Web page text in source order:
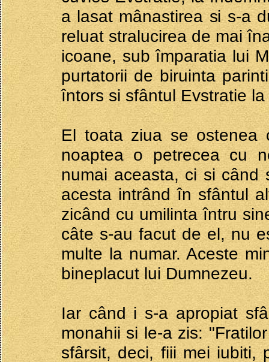
a lasat mânastirea si s-a
reluat stralucirea de mai
icoane, sub împaratia lui
purtatorii de biruinta
întors si sfântul Evstratie
El toata ziua se ostenea
noaptea o petrecea cu
numai aceasta, ci si când
acesta intrând în sfântul
zicând cu umilinta întru
câte s-au facut de el, nu
multe la numar. Aceste
bineplacut lui Dumnezeu.
Iar când i s-a apropiat
monahii si le-a zis:
sfârsit, deci, fiii mei iubiti,